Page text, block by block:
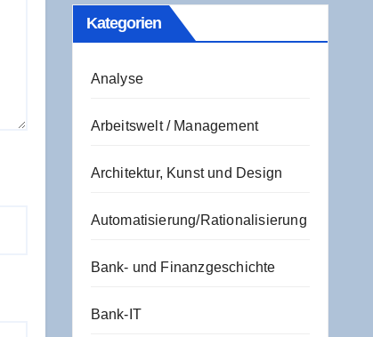
Kate­go­rien
Analyse
Arbeitswelt / Management
Architektur, Kunst und Design
Automatisierung/Rationalisierung
Bank- und Finanzgeschichte
Bank-IT